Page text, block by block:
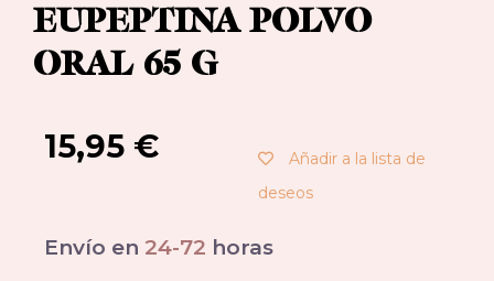
EUPEPTINA POLVO
ORAL 65 G
15,95 €
Añadir a la lista de
deseos
Envío en 24-72 horas